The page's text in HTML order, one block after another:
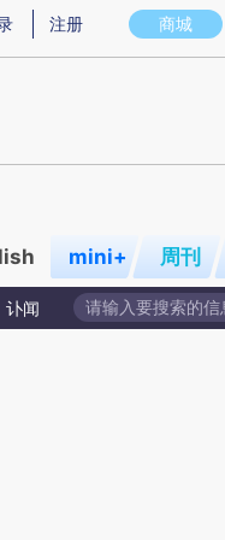
存在偏差。不代表财新观点
商城
注册
mini+ 周刊
讣闻